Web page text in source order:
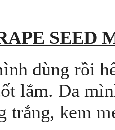
SEED
dùng rồi
lắm. Da
trắng, kem